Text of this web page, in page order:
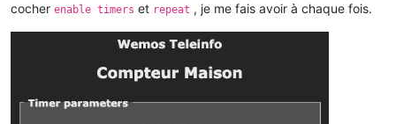
cocher enable timers et repeat , je me fais avoir à chaque fois.